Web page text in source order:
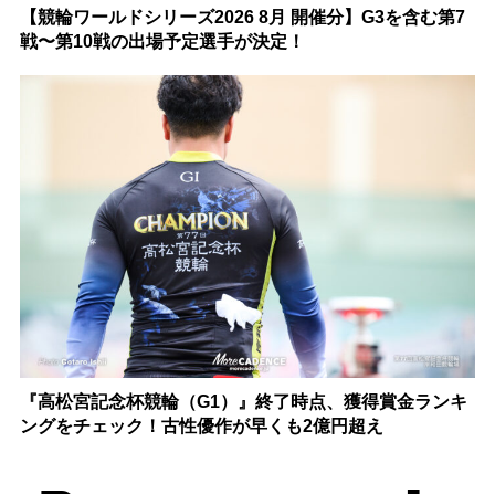
【競輪ワールドシリーズ2026 8月 開催分】G3を含む第7
戦〜第10戦の出場予定選手が決定！
『高松宮記念杯競輪（G1）』終了時点、獲得賞金ランキ
ングをチェック！古性優作が早くも2億円超え